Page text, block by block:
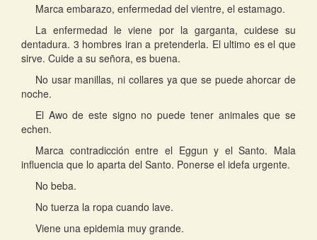
Marca embarazo, enfermedad del vientre, el estamago.
La enfermedad le viene por la garganta, cuidese su
dentadura. 3 hombres iran a pretenderla. El ultimo es el que
sirve. Cuide a su señora, es buena.
No usar manillas, ni collares ya que se puede ahorcar de
noche.
El Awo de este signo no puede tener animales que se
echen.
Marca contradicción entre el Eggun y el Santo. Mala
influencia que lo aparta del Santo. Ponerse el idefa urgente.
No beba.
No tuerza la ropa cuando lave.
Viene una epidemia muy grande.